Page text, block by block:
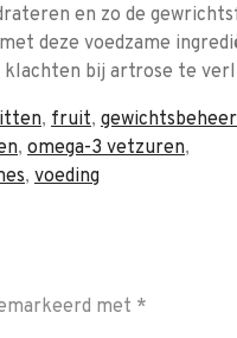
en zo de
deze voedzame
klachten bij artrose te
, fruit,
, omega-3 vetzuren,
, voeding
met *